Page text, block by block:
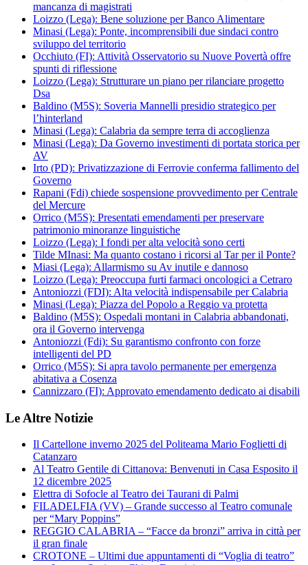
mancanza di magistrati
Loizzo (Lega): Bene soluzione per Banco Alimentare
Minasi (Lega): Ponte, incomprensibili due sindaci contro
sviluppo del territorio
Occhiuto (FI): Attività Osservatorio su Nuove Povertà offre
spunti di riflessione
Loizzo (Lega): Strutturare un piano per rilanciare progetto
Dsa
Baldino (M5S): Soveria Mannelli presidio strategico per
l’hinterland
Minasi (Lega): Calabria da sempre terra di accoglienza
Minasi (Lega): Da Governo investimenti di portata storica per
AV
Irto (PD): Privatizzazione di Ferrovie conferma fallimento del
Governo
Rapani (Fdi) chiede sospensione provvedimento per Centrale
del Mercure
Orrico (M5S): Presentati emendamenti per preservare
patrimonio minoranze linguistiche
Loizzo (Lega): I fondi per alta velocità sono certi
Tilde MInasi: Ma quanto costano i ricorsi al Tar per il Ponte?
Miasi (Lega): Allarmismo su Av inutile e dannoso
Loizzo (Lega): Preoccupa furti farmaci oncologici a Cetraro
Antoniozzi (FDI): Alta velocità indispensabile per Calabria
Minasi (Lega): Piazza del Popolo a Reggio va protetta
Baldino (M5S): Ospedali montani in Calabria abbandonati,
ora il Governo intervenga
Antoniozzi (Fdi): Su garantismo confronto con forze
intelligenti del PD
Orrico (M5S): Si apra tavolo permanente per emergenza
abitativa a Cosenza
Cannizzaro (FI): Approvato emendamento dedicato ai disabili
Le Altre Notizie
Il Cartellone inverno 2025 del Politeama Mario Foglietti di
Catanzaro
Al Teatro Gentile di Cittanova: Benvenuti in Casa Esposito il
12 dicembre 2025
Elettra di Sofocle al Teatro dei Taurani di Palmi
FILADELFIA (VV) – Grande successo al Teatro comunale
per “Mary Poppins”
REGGIO CALABRIA – “Facce da bronzi” arriva in città per
il gran finale
CROTONE – Ultimi due appuntamenti di “Voglia di teatro”